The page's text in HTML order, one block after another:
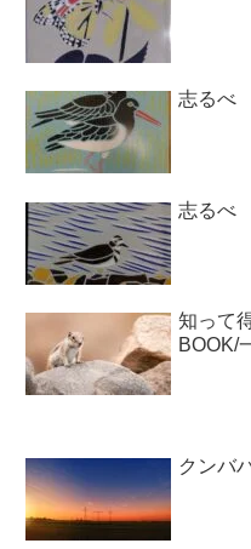
志るべ
志るべ
知って
BOOK/
クンバ